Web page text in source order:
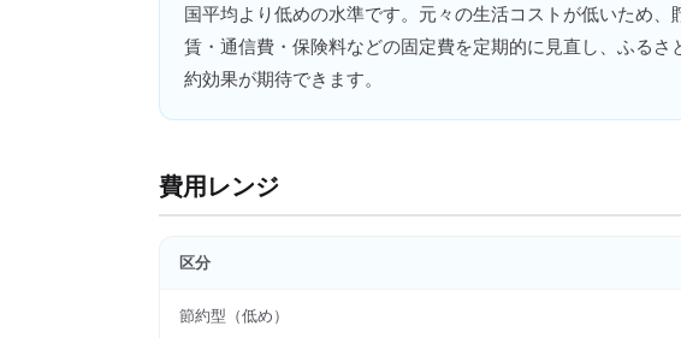
国平均より低めの水準です。元々の生活コストが低いため
賃・通信費・保険料などの固定費を定期的に見直し、ふる
約効果が期待できます。
費用レンジ
区分
節約型（低め）